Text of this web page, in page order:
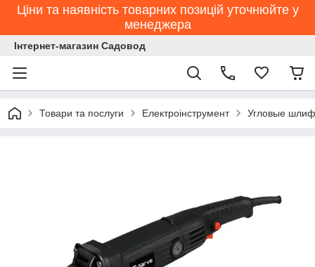
Ціни та наявність товарних позицій уточнюйте у
менеджера
Інтернет-магазин Садовод
Товари та послуги Електроінструмент Угловые